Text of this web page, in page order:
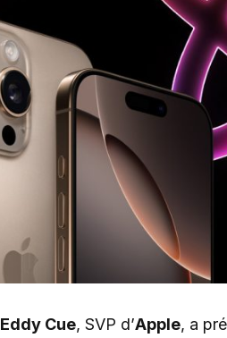
Eddy Cue, SVP d’Apple, a